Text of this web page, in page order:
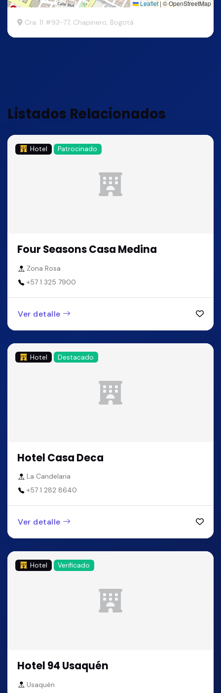
Leaflet | © OpenStreetMap
Cra. 11 #93-77, Chapinero, Bogotá
Listados Relacionados
Hotel Patrocinado
Four Seasons Casa Medina
Zona Rosa
+57 1 325 7900
Ver detalle
Hotel Destacado
Hotel Casa Deca
La Candelaria
+57 1 282 8640
Ver detalle
Hotel Verificado
Hotel 94 Usaquén
Usaquén